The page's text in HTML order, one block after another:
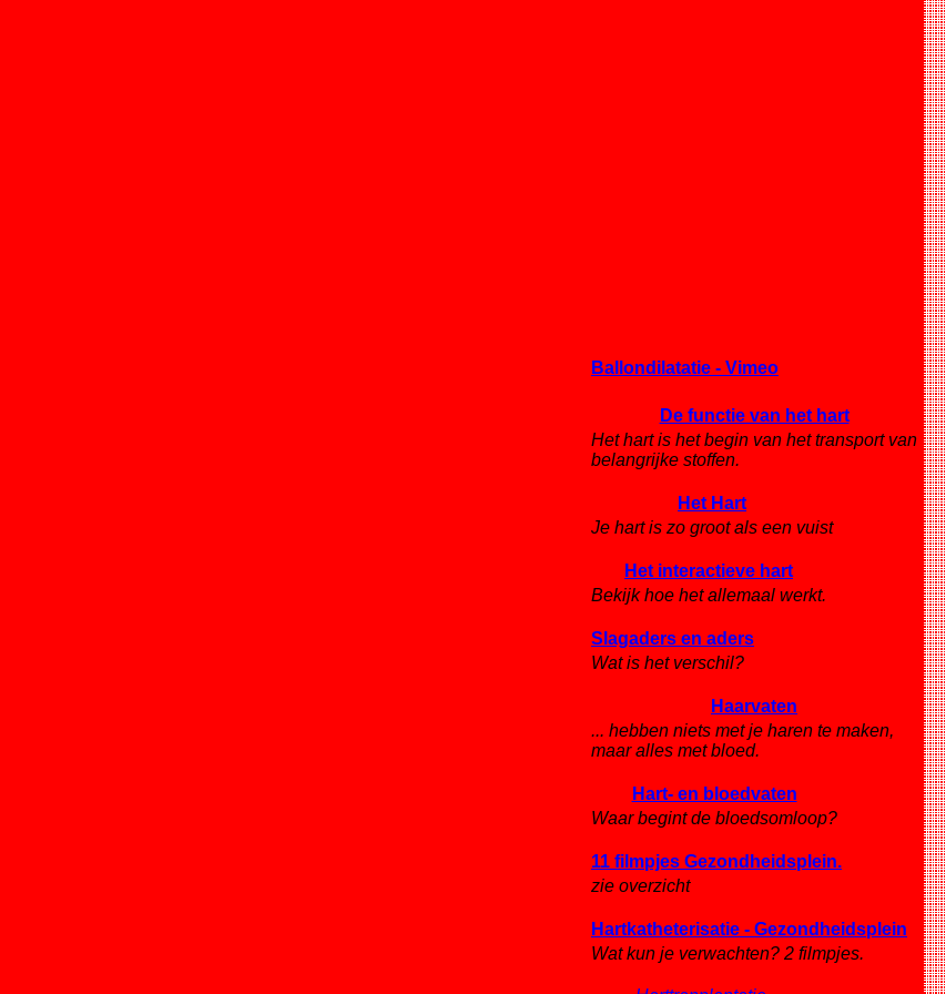
Ballondilatatie - Vimeo
De functie van het hart
Het hart is het begin van het transport van
belangrijke stoffen.
Het Hart
Je hart is zo groot als een vuist
Het interactieve hart
Bekijk hoe het allemaal werkt.
Slagaders en aders
Wat is het verschil?
Haarvaten
... hebben niets met je haren te maken,
maar alles met bloed.
Hart- en bloedvaten
Waar begint de bloedsomloop?
11 filmpjes Gezondheidsplein.
zie overzicht
Hartkatheterisatie - Gezondheidsplein
Wat kun je verwachten? 2 filmpjes.